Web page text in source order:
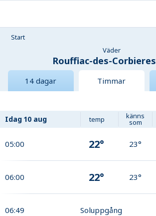
Start
Väder
Rouffiac-des-Corbieres
14 dagar Timmar
Idag 10 aug temp känns
som
05:00 22° 23°
06:00 22° 23°
06:49 Soluppgång